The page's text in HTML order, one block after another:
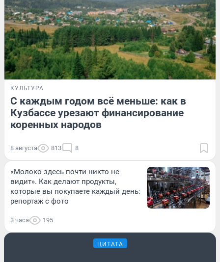
КУЛЬТУРА
С каждым годом всё меньше: как в
Кузбассе урезают финансирование
коренных народов
8 августа 813 8
«Молоко здесь почти никто не
видит». Как делают продукты,
которые вы покупаете каждый день:
репортаж с фото
3 часа 195
ЦИТАТА